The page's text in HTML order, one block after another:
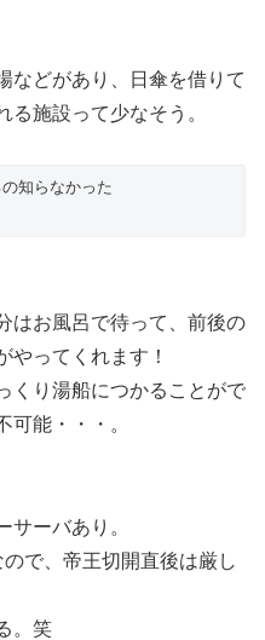
などがあり、日傘を借りて
る施設って少なそう。
知らなかった
はお風呂で待って、前後の
やってくれます！
くり湯船につかることがで
可能・・・。
サーバあり。
で、帝王切開直後は厳し
。笑